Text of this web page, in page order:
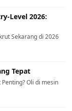
Level 2026:
Sekarang di 2026
Tepat
Oli di mesin